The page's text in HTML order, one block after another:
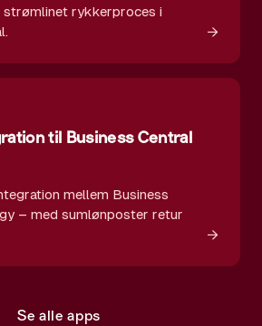
rykkerproces i
→
til Business Central
mellem Business
– med sumlønposter retur
→
Se alle apps